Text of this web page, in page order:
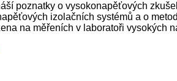
poznatky o vysokonapěťových
izolačních systémů a o
na měřeních v laboratoři vysokých